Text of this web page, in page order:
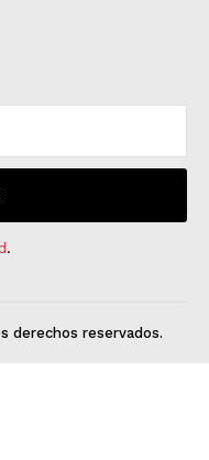
.
derechos reservados.